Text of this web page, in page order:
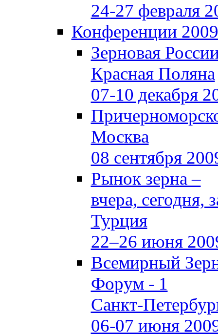
24-27 февраля
Конференции 2009
Зерновая
Красная Поляна
07-10 декабря
Москва
08 сентября
Рынок зерна –
вчера, сегодня,
Турция
22–26 июня
Всемирный
Форум - 1
Санкт-
06-07 июня